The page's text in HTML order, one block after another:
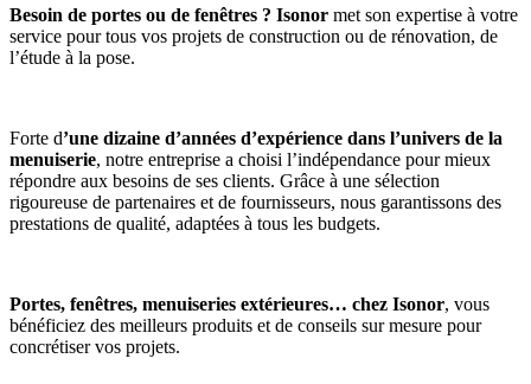
Besoin de portes ou de fenêtres ? Isonor met son expertise à votre
service pour tous vos projets de construction ou de rénovation, de
l’étude à la pose.
Forte d’une dizaine d’années d’expérience dans l’univers de la
menuiserie, notre entreprise a choisi l’indépendance pour mieux
répondre aux besoins de ses clients. Grâce à une sélection
rigoureuse de partenaires et de fournisseurs, nous garantissons des
prestations de qualité, adaptées à tous les budgets.
Portes, fenêtres, menuiseries extérieures… chez Isonor, vous
bénéficiez des meilleurs produits et de conseils sur mesure pour
concrétiser vos projets.